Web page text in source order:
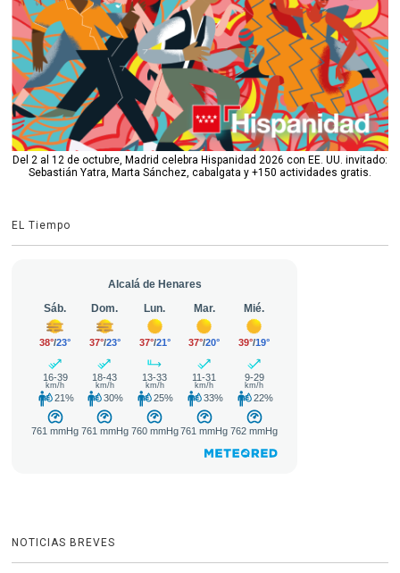
Del 2 al 12 de octubre, Madrid celebra Hispanidad 2026 con EE. UU. invitado:
Sebastián Yatra, Marta Sánchez, cabalgata y +150 actividades gratis.
EL Tiempo
NOTICIAS BREVES